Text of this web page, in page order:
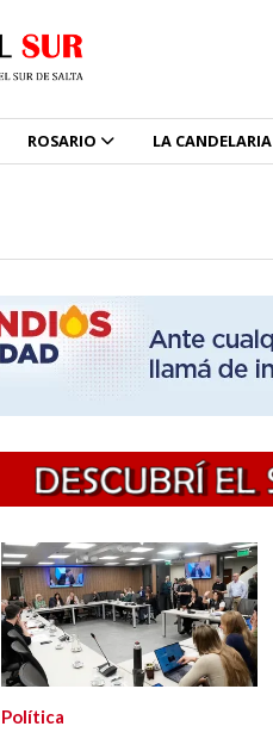
ROSARIO LA CANDELARIA
Política